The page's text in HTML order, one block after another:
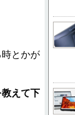
とかが
えて下